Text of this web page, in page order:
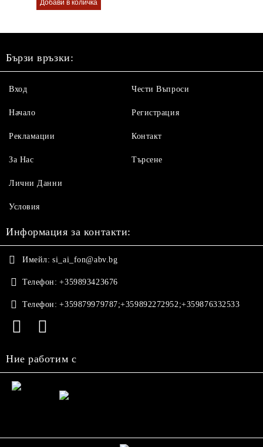
Бързи връзки:
Вход
Начало
Рекламации
За Нас
Чести Въпроси
Регистрация
Контакт
Търсене
Лични Данни
Условия
Информация за контакти:
Имейл: si_ai_fon@abv.bg
Телефон: +359893423676
Телефон: +359879979787;+359892272952;+359876332533
Ние работим с